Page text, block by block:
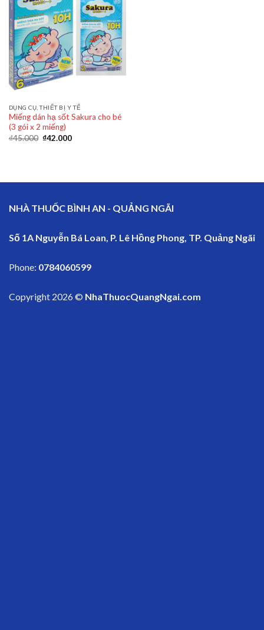
DỤNG CỤ, THIẾT BỊ Y TẾ
Miếng dán hạ sốt Sakura cho bé
(3 gói x 2 miếng)
₫45.000 ₫42.000
NHÀ THUỐC BÌNH AN - QUẢNG NGÃI
Số 1A Nguyễn Bá Loan, P. Lê Hồng Phong, TP. Quảng Ngãi
Phone: 0784060599
Copyright 2026 © NhaThuocQuangNgai.com